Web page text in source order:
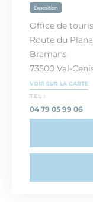
Exposition
Office de
Route du
Bramans
73500 Val-
VOIR SUR LA CARTE
TEL :
04 79 05 99 06